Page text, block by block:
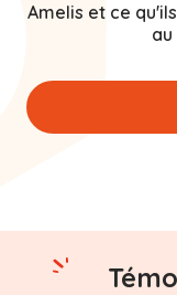
Amelis et ce